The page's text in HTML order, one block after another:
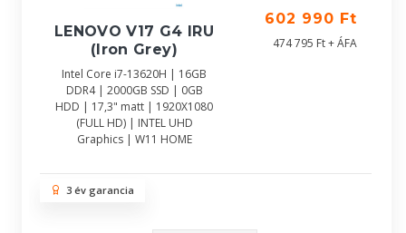
LENOVO V17 G4 IRU
(Iron Grey)
Intel Core i7-13620H | 16GB
DDR4 | 2000GB SSD | 0GB
HDD | 17,3" matt | 1920X1080
(FULL HD) | INTEL UHD
Graphics | W11 HOME
602 990 Ft
474 795 Ft + ÁFA
3 év garancia